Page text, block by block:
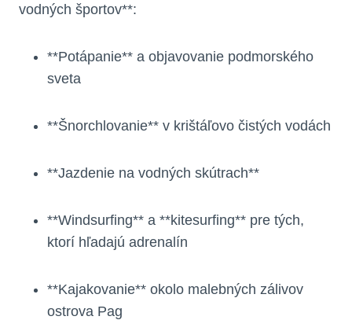
vodných športov**:
**Potápanie** a objavovanie podmorského
sveta
**Šnorchlovanie** v krištáľovo čistých vodách
**Jazdenie na vodných skútrach**
**Windsurfing** a **kitesurfing** pre tých,
ktorí hľadajú adrenalín
**Kajakovanie** okolo malebných zálivov
ostrova Pag